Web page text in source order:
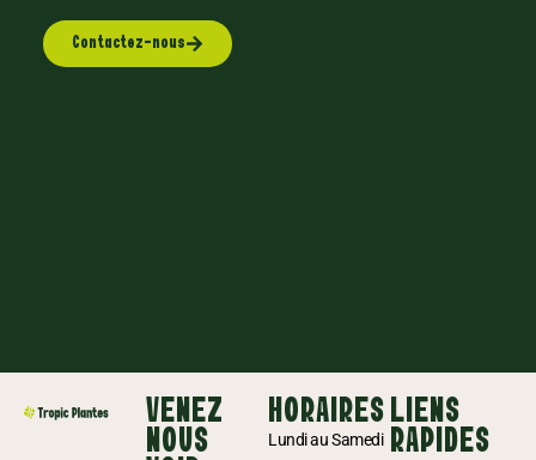
Contactez-nous
VENEZ
NOUS
HORAIRES
Lundi au Samedi
LIENS
RAPIDES